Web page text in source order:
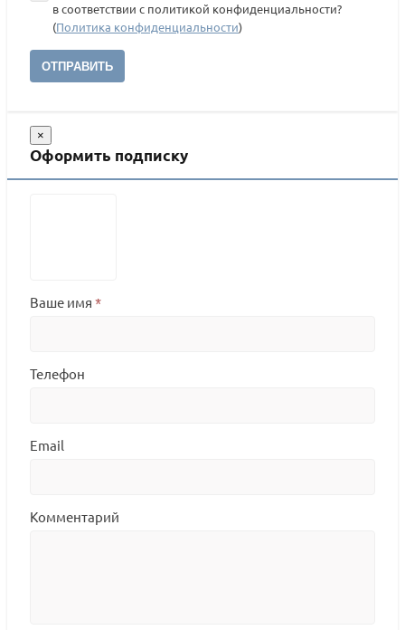
в соответствии с политикой конфиденциальности?
(Политика конфиденциальности)
ОТПРАВИТЬ
×
Оформить подписку
Ваше имя *
Телефон
Email
Комментарий